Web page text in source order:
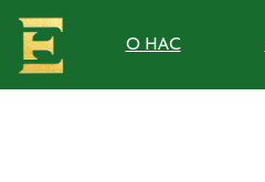
О НАС